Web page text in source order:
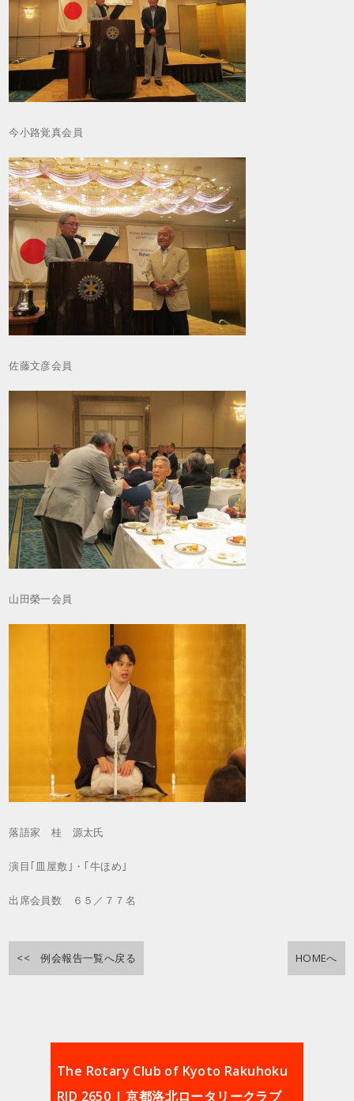
今小路覚真会員
佐藤文彦会員
山田榮一会員
落語家 桂 源太氏
演目｢皿屋敷｣・｢牛ほめ｣
出席会員数 ６５／７７名
<< 例会報告一覧へ戻る HOMEへ
The Rotary Club of Kyoto Rakuhoku
RID 2650 | 京都洛北ロータリークラブ